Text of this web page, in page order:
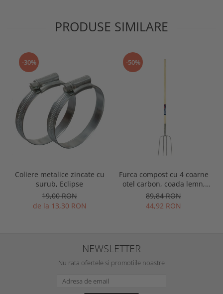
PRODUSE SIMILARE
-30%
Coliere metalice zincate cu
surub, Eclipse
19,00 RON
de la 13,30 RON
-50%
Furca compost cu 4 coarne
otel carbon, coada lemn,
Spear & Jackson Neverbend
Professional
89,84 RON
44,92 RON
NEWSLETTER
Nu rata ofertele si promotiile noastre